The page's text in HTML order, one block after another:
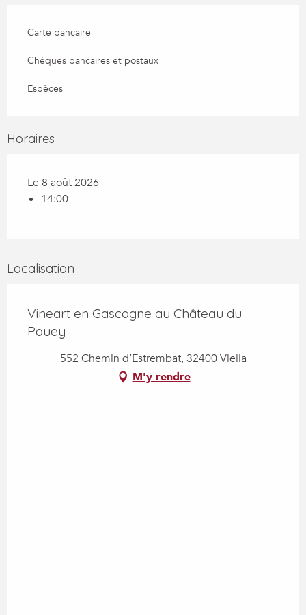
Carte bancaire
Chèques bancaires et postaux
Espèces
Horaires
Le 8 août 2026
14:00
Localisation
Vineart en Gascogne au Château du
Pouey
552 Chemin d’Estrembat, 32400 Viella
M'y rendre